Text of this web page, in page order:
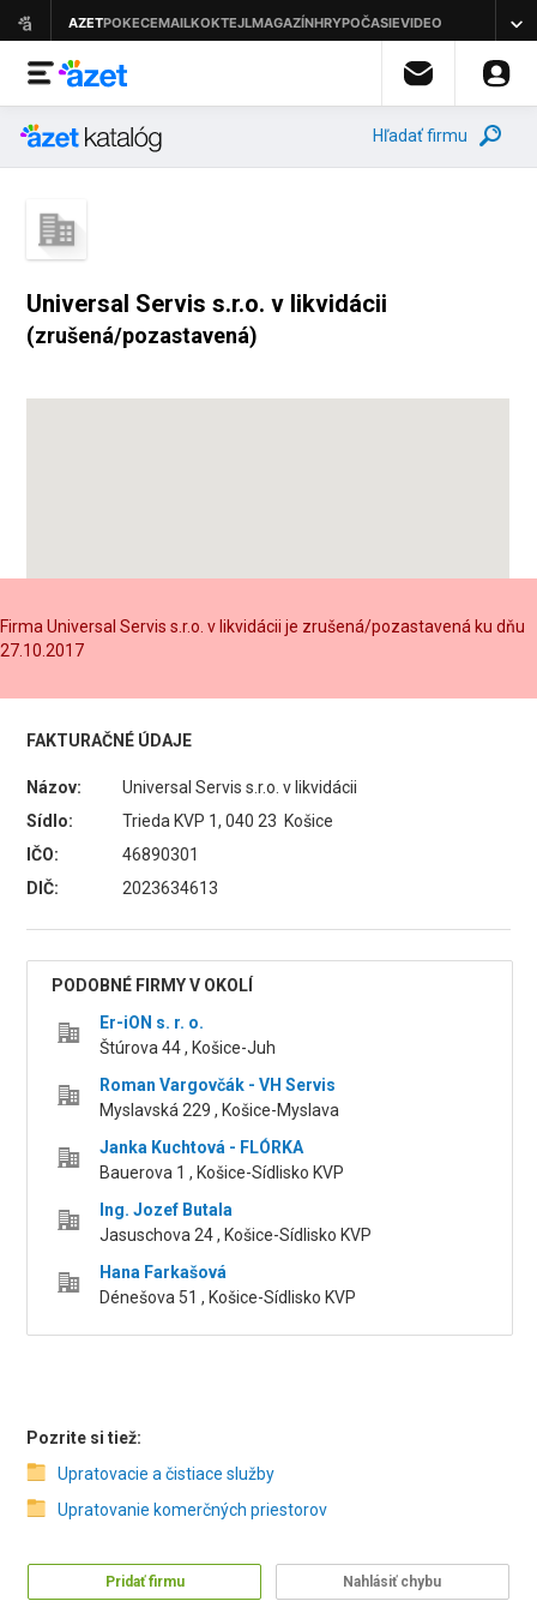
Hľadať firmu
Universal Servis s.r.o. v likvidácii
(zrušená/pozastavená)
Firma Universal Servis s.r.o. v likvidácii je zrušená/pozastavená ku dňu
27.10.2017
FAKTURAČNÉ ÚDAJE
Názov:
Universal Servis s.r.o. v likvidácii
Sídlo:
Trieda KVP 1, 040 23 Košice
IČO:
46890301
DIČ:
2023634613
PODOBNÉ FIRMY V OKOLÍ
Er-iON s. r. o.
Štúrova 44 , Košice-Juh
Roman Vargovčák - VH Servis
Myslavská 229 , Košice-Myslava
Janka Kuchtová - FLÓRKA
Bauerova 1 , Košice-Sídlisko KVP
Ing. Jozef Butala
Jasuschova 24 , Košice-Sídlisko KVP
Hana Farkašová
Dénešova 51 , Košice-Sídlisko KVP
Pozrite si tiež:
Upratovacie a čistiace služby
Upratovanie komerčných priestorov
Pridať firmu Nahlásiť chybu